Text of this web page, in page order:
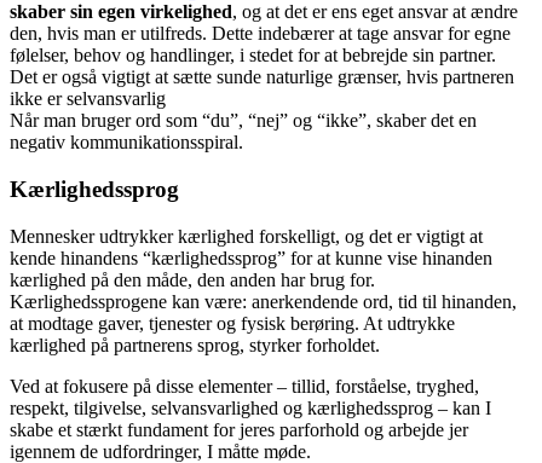
skaber sin egen virkelighed, og at det er ens eget ansvar at ændre
den, hvis man er utilfreds. Dette indebærer at tage ansvar for egne
følelser, behov og handlinger, i stedet for at bebrejde sin partner.
Det er også vigtigt at sætte sunde naturlige grænser, hvis partneren
ikke er selvansvarlig
Når man bruger ord som “du”, “nej” og “ikke”, skaber det en
negativ kommunikationsspiral.
Kærlighedssprog
Mennesker udtrykker kærlighed forskelligt, og det er vigtigt at
kende hinandens “kærlighedssprog” for at kunne vise hinanden
kærlighed på den måde, den anden har brug for.
Kærlighedssprogene kan være: anerkendende ord, tid til hinanden,
at modtage gaver, tjenester og fysisk berøring. At udtrykke
kærlighed på partnerens sprog, styrker forholdet.
Ved at fokusere på disse elementer – tillid, forståelse, tryghed,
respekt, tilgivelse, selvansvarlighed og kærlighedssprog – kan I
skabe et stærkt fundament for jeres parforhold og arbejde jer
igennem de udfordringer, I måtte møde.